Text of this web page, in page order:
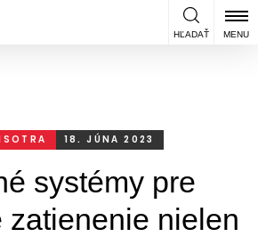
HĽADAŤ MENU
18. JÚNA 2023
systémy pre
zatienenie nielen